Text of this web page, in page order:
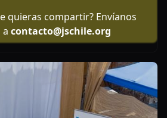
quieras compartir? Envíanos
contacto@jschile.org